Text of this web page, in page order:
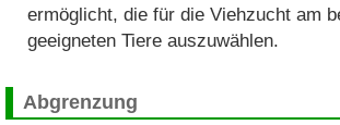
ermöglicht, die für die Viehzucht am
geeigneten Tiere auszuwählen.
Abgrenzung